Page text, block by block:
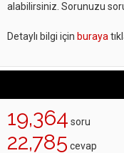
alabilirsiniz. Sorunuzu
Detaylı bilgi için buraya
19,364 soru
22,785 cevap